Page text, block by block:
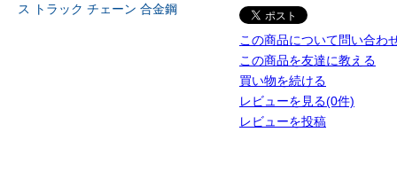
ス トラック チェーン 合金鋼
この商品について問い合わ
この商品を友達に教える
買い物を続ける
レビューを見る(0件)
レビューを投稿